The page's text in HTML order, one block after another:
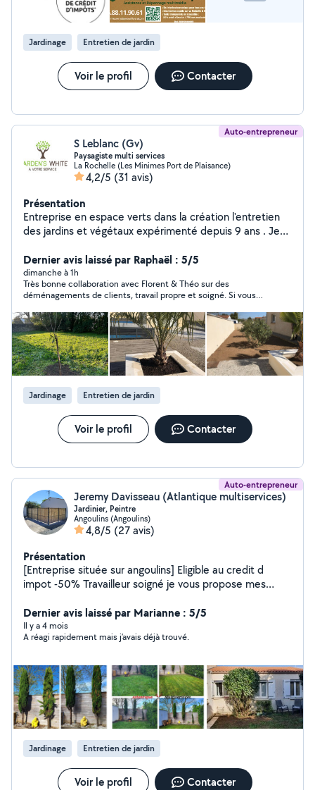
Jardinage Entretien de jardin
Voir le profil Contacter
Auto-entrepreneur
S Leblanc (Gv)
Paysagiste multi services
La Rochelle (Les Minimes Port de Plaisance)
4,2/5 (31 avis)
Présentation
Entreprise en espace verts dans la création l'entretien
des jardins et végétaux expérimenté depuis 9 ans . Je
devis gratuit et instantané. Avec garden white ayant un
jardin saine Voici les différents travaux que j'effectue :
Jardinage : Tonte de jardins, débroussaillage Réalisation
d'entretiens (taille de haies , élagage) Tronçonnage
débitage de branches. Entretien global des massifs
Évacuation de tout types hors mis gris gravats. Création
de jardin : Petit engazonnement Plantation de végétaux
Mise en place de graviers geotextile. Traitement
végétaux : Traitements phytosanitaires et maladies
experts en plantes. Traitement désherbage, gazon
sélectif. Autres fonctions Livraison outillage autres
matériels de tout type en dépannage. Location de
matériel bien entretenu Dépannage en terme de toit en
établissant des contacts sur place devis sur mesure .
Dernier avis laissé par Raphaël : 5/5
dimanche à 1h
Très bonne collaboration avec Florent & Théo sur des
déménagements de clients, travail propre et soigné. Si vous
les appeler. Cordialement, Raphaël (175 avis).
Jardinage Entretien de jardin
Voir le profil Contacter
Auto-entrepreneur
Jeremy Davisseau (Atlantique multiservices)
Jardinier, Peintre
Angoulins (Angoulins)
4,8/5 (27 avis)
Présentation
[Entreprise située sur angoulins] Eligible au credit d
impot -50% Travailleur soigné je vous propose mes
extérieurs, jardins , taille des haies , Fruitiers , petit
entretien , gestion des déchets vert, peinture, l
installation multimédia , petit bricolage , débarras suite
maison, box,garage ect ... )
Dernier avis laissé par Marianne : 5/5
Il y a 4 mois
A réagi rapidement mais j’avais déjà trouvé.
Jardinage Entretien de jardin
Voir le profil Contacter